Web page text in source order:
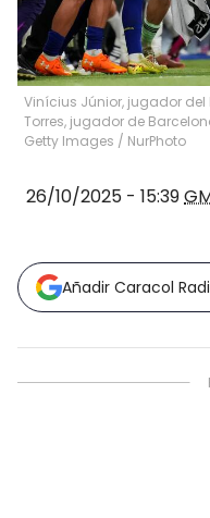
Vinícius Júnior, jugador
Torres, jugador de
Getty Images / NurPhoto
26/10/2025 - 15:39
Añadir Caracol